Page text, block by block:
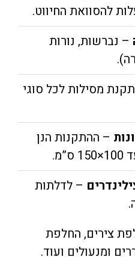
להסוואת החיווט.
– נברשות, נורות
מסילות לכל סוגי
– ההתקנות הנן
– לדלתות
צירים, החלפת
ומנעולים ועוד.